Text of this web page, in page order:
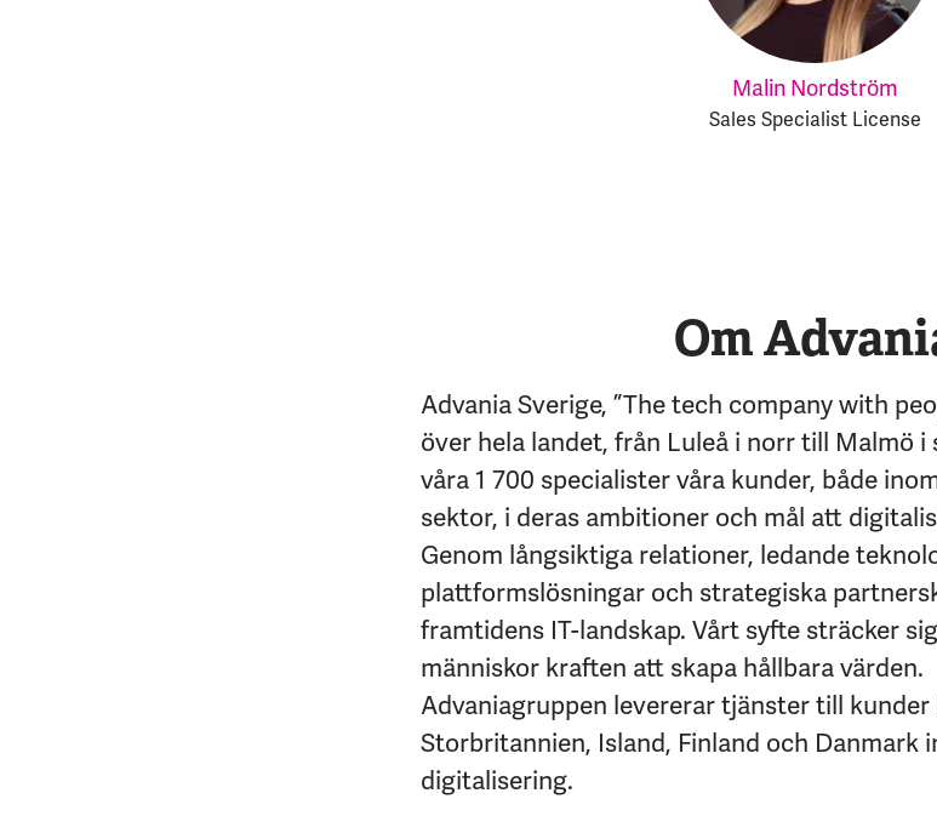
Malin Nordström
Sales Specialist License
Om
Advania Sverige, ”The tech company with
över hela landet, från Luleå i norr till Malmö i
våra 1 700 specialister våra kunder, både
sektor, i deras ambitioner och mål att
Genom långsiktiga relationer, ledande
plattformslösningar och strategiska
framtidens IT-landskap. Vårt syfte sträcker
människor kraften att skapa hållbara värden.
Advaniagruppen levererar tjänster till kunder
Storbritannien, Island, Finland och Danmark
digitalisering.